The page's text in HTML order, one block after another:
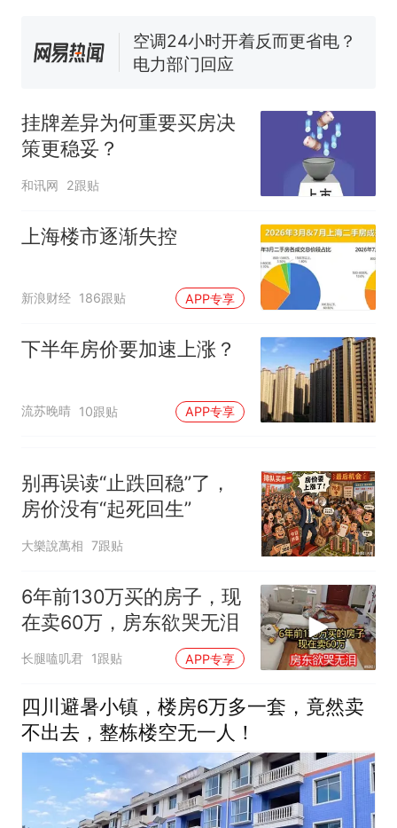
空调24小时开着反而更省电？
电力部门回应
1千斤稻谷
十多万人报名的考试，成绩
挂牌差异为何重要买房决
策更稳妥？
和讯网 2跟贴
上海楼市逐渐失控
新浪财经 186跟贴 APP专享
下半年房价要加速上涨？
流苏晚晴 10跟贴 APP专享
别再误读“止跌回稳”了，
房价没有“起死回生”
大樂說萬相 7跟贴
6年前130万买的房子，现
在卖60万，房东欲哭无泪
长腿嗑叽君 1跟贴 APP专享
四川避暑小镇，楼房6万多一套，竟然卖
不出去，整栋楼空无一人！